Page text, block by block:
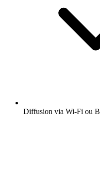
Diffusion via Wi-Fi ou